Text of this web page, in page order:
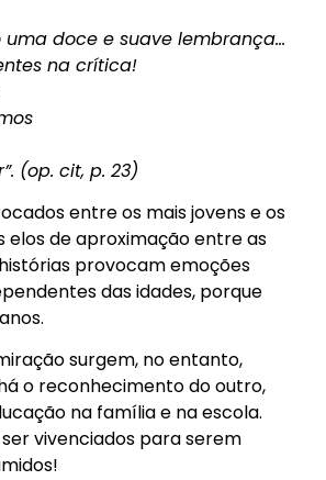
uma doce e suave lembrança…
na crítica!
(op. cit, p. 23)
entre os mais jovens e os
elos de aproximação entre as
provocam emoções
das idades, porque
surgem, no entanto,
o reconhecimento do outro,
na família e na escola.
vivenciados para serem